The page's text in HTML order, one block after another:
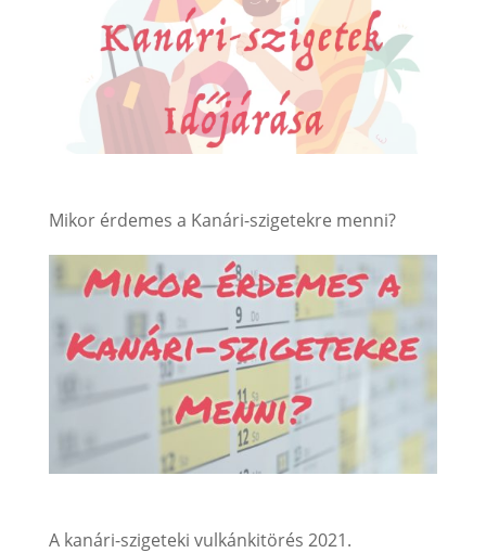
Mikor érdemes a Kanári-szigetekre menni?
A kanári-szigeteki vulkánkitörés 2021.